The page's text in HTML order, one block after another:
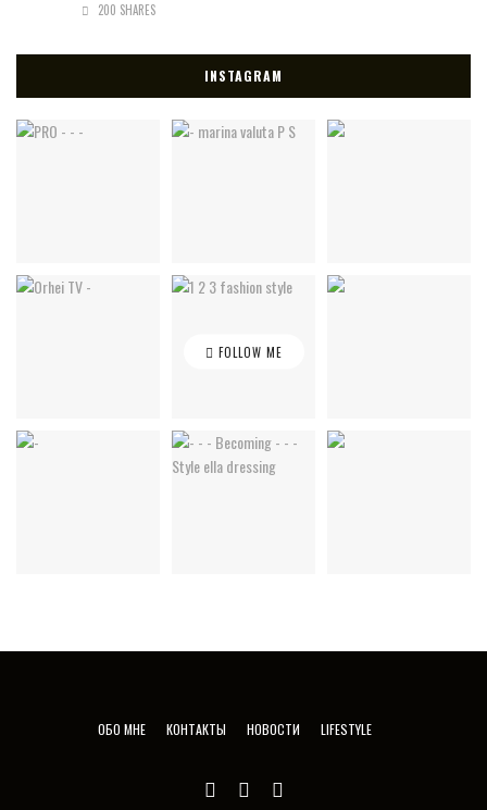
200 SHARES
INSTAGRAM
FOLLOW ME
ОБО МНЕ КОНТАКТЫ НОВОСТИ LIFESTYLE